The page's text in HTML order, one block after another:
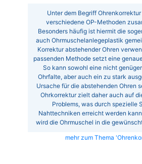
Unter dem Begriff
verschiedene OP-Methoden
Besonders häufig ist hiermit die
auch Ohrmuschelanlegeplastik
Korrektur abstehender Ohren
passenden Methode setzt eine
So kann sowohl eine nicht
Ohrfalte, aber auch ein zu stark
Ursache für die abstehenden Ohren
Ohrkorrektur zielt daher auch auf
Problems, was durch spezielle
Nahttechniken erreicht werden
wird die Ohrmuschel in die
mehr zum Thema